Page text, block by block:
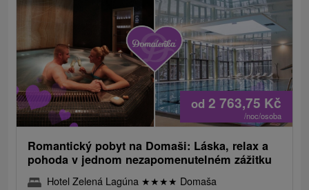
od 2 763,75 Kč
/noc/osoba
Romantický pobyt na Domaši: Láska, relax a
pohoda v jednom nezapomenutelném zážitku
Hotel Zelená Lagúna ★★★★ Domaša